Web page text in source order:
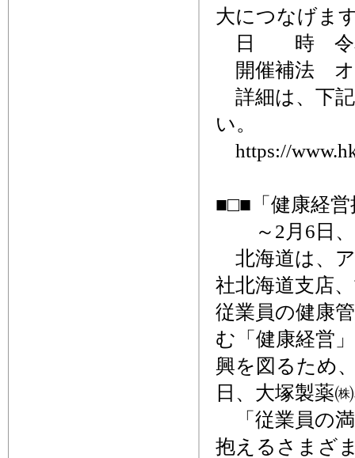
大につなげま
日 時 令和8
開催補法 オ
詳細は、下
い。
https://
■□■「健康経
～2月6日、
北海道は、ア
社北海道支店
従業員の健康
む「健康経営
興を図るため
日、大塚製薬
「従業員の満
抱えるさまざ